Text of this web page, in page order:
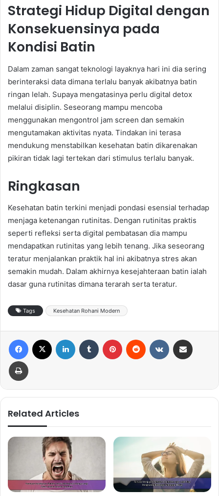
Strategi Hidup Digital dengan
Konsekuensinya pada
Kondisi Batin
Dalam zaman sangat teknologi layaknya hari ini dia sering
berinteraksi data dimana terlalu banyak akibatnya batin
ringan lelah. Supaya mengatasinya perlu digital detox
melalui disiplin. Seseorang mampu mencoba
menggunakan mengontrol jam screen dan semakin
mengutamakan aktivitas nyata. Tindakan ini terasa
mendukung menstabilkan kesehatan batin dikarenakan
pikiran tidak lagi tertekan dari stimulus terlalu banyak.
Ringkasan
Kesehatan batin terkini menjadi pondasi esensial terhadap
menjaga ketenangan rutinitas. Dengan rutinitas praktis
seperti refleksi serta digital pembatasan dia mampu
mendapatkan rutinitas yang lebih tenang. Jika seseorang
teratur menjalankan praktik hal ini akibatnya stres akan
semakin mudah. Dalam akhirnya kesejahteraan batin ialah
dasar guna rutinitas dimana terarah serta teratur.
Tags Kesehatan Rohani Modern
Related Articles